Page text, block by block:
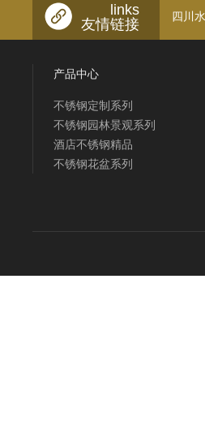
links
友情链接
四川
产品中心
不锈钢定制系列
不锈钢园林景观系列
酒店不锈钢精品
不锈钢花盆系列